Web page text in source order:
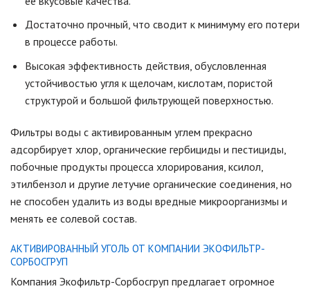
Достаточно прочный, что сводит к минимуму его потери
в процессе работы.
Высокая эффективность действия, обусловленная
устойчивостью угля к щелочам, кислотам, пористой
структурой и большой фильтрующей поверхностью.
Фильтры воды с активированным углем прекрасно
адсорбирует хлор, органические гербициды и пестициды,
побочные продукты процесса хлорирования, ксилол,
этилбензол и другие летучие органические соединения, но
не способен удалить из воды вредные микроорганизмы и
менять ее солевой состав.
АКТИВИРОВАННЫЙ УГОЛЬ ОТ КОМПАНИИ ЭКОФИЛЬТР-
СОРБОСГРУП
Компания Экофильтр-Сорбосгруп предлагает огромное